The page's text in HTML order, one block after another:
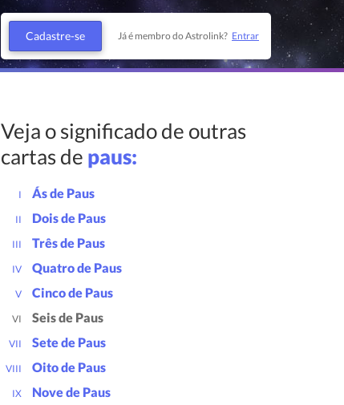
Cadastre-se Já é membro do Astrolink? Entrar
Veja o significado de outras
cartas de paus:
I Ás de Paus
II Dois de Paus
III Três de Paus
IV Quatro de Paus
V Cinco de Paus
VI Seis de Paus
VII Sete de Paus
VIII Oito de Paus
IX Nove de Paus